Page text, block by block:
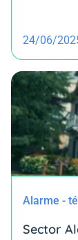
24/06/
Alarme -
Sector